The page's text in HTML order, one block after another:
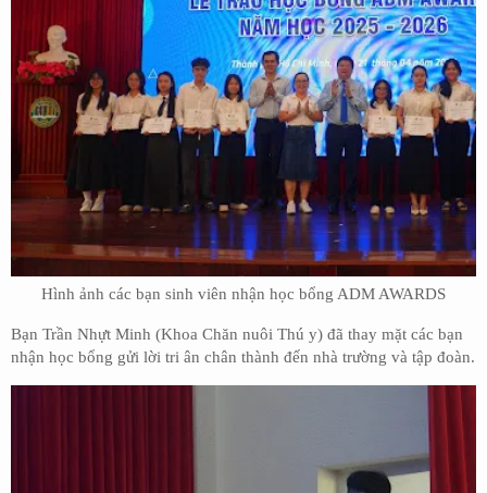
Hình ảnh các bạn sinh viên nhận học bổng ADM AWARDS
Bạn Trần Nhựt Minh (Khoa Chăn nuôi Thú y) đã thay mặt các bạn
nhận học bổng gửi lời tri ân chân thành đến nhà trường và tập đoàn.